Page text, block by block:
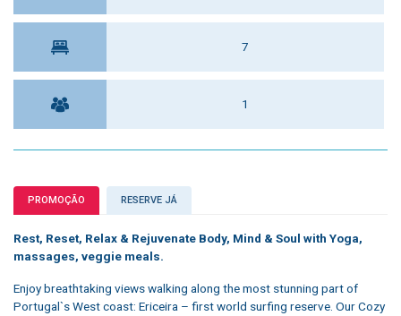
7
1
PROMOÇÃO RESERVE JÁ
Rest, Reset, Relax & Rejuvenate Body, Mind & Soul with Yoga,
massages, veggie meals.
Enjoy breathtaking views walking along the most stunning part of
Portugal`s West coast: Ericeira – first world surfing reserve. Our Cozy